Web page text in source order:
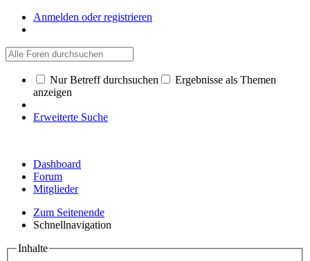
Anmelden oder registrieren
Nur Betreff durchsuchen
Ergebnisse als Themen
anzeigen
Erweiterte Suche
Dashboard
Forum
Mitglieder
Zum Seitenende
Schnellnavigation
Inhalte